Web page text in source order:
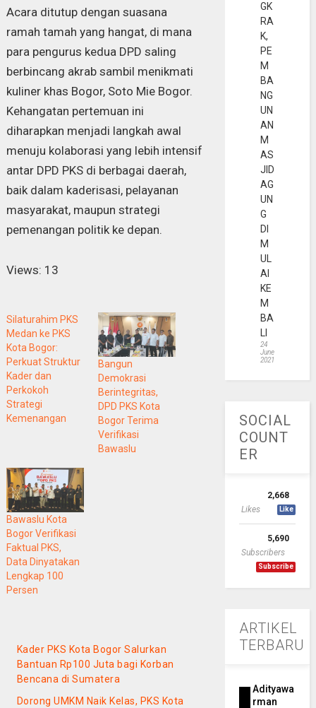
Acara ditutup dengan suasana
ramah tamah yang hangat, di mana
para pengurus kedua DPD saling
berbincang akrab sambil menikmati
kuliner khas Bogor, Soto Mie Bogor.
Kehangatan pertemuan ini
diharapkan menjadi langkah awal
menuju kolaborasi yang lebih intensif
antar DPD PKS di berbagai daerah,
baik dalam kaderisasi, pelayanan
masyarakat, maupun strategi
pemenangan politik ke depan.
Views: 13
Silaturahim PKS
Medan ke PKS
Kota Bogor:
Perkuat Struktur
Kader dan
Perkokoh
Strategi
Kemenangan
Bangun
Demokrasi
Berintegritas,
DPD PKS Kota
Bogor Terima
Verifikasi
Bawaslu
Bawaslu Kota
Bogor Verifikasi
Faktual PKS,
Data Dinyatakan
Lengkap 100
Persen
Kader PKS Kota Bogor Salurkan
Bantuan Rp100 Juta bagi Korban
Bencana di Sumatera
Dorong UMKM Naik Kelas, PKS Kota
GK
RA
K,
PE
M
BA
NG
UN
AN
M
AS
JID
AG
UN
G
DI
M
UL
AI
KE
M
BA
24
June
2021
SOCIAL
COUNT
ER
2,668
Likes
Like
5,690
Subscribers
Subscribe
ARTIKEL
TERBARU
Adityawa
rman